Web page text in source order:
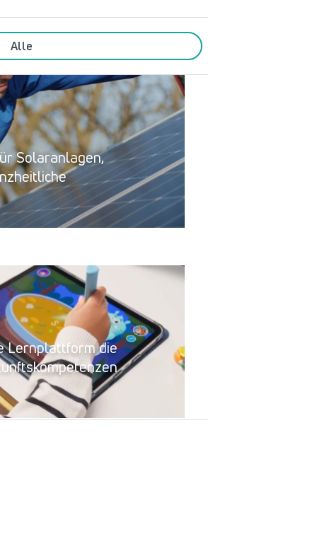
Alle
Solaranlagen,
Lernplattform die